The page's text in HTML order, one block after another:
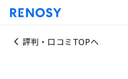
評判・口コミTOPへ